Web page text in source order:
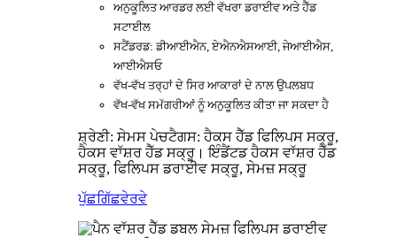
ਅਨੁਕੂਲਿਤ ਆਰਡਰ ਲਈ ਵੱਖਰਾ ਡਰਾਈਵ ਅਤੇ ਹੈੱਡ
ਸਟਾਈਲ
ਸਟੈਂਡਰਡ: ਡੀਆਈਐਨ, ਏਐਨਐਸਆਈ, ਜੇਆਈਐਸ,
ਆਈਐਸਓ
ਵੱਖ-ਵੱਖ ਤਰ੍ਹਾਂ ਦੇ ਸਿਰ ਆਕਾਰਾਂ ਦੇ ਨਾਲ ਉਪਲਬਧ
ਵੱਖ-ਵੱਖ ਸਮੱਗਰੀਆਂ ਨੂੰ ਅਨੁਕੂਲਿਤ ਕੀਤਾ ਜਾ ਸਕਦਾ ਹੈ
ਸ਼੍ਰੇਣੀ: ਸੇਮਸ ਪੇਚਟੈਗਸ: ਹੈਕਸ ਹੈੱਡ ਫਿਲਿਪਸ ਸਕ੍ਰੂ,
ਹੈਕਸ ਵਾੱਸ਼ਰ ਹੈੱਡ ਸਕ੍ਰੂ। ਇੰਡੈਂਟਡ ਹੈਕਸ ਵਾੱਸ਼ਰ ਹੈੱਡ
ਸਕ੍ਰੂ, ਫਿਲਿਪਸ ਡਰਾਈਵ ਸਕ੍ਰੂ, ਸੇਮਜ਼ ਸਕ੍ਰੂ
ਪੁੱਛਗਿੱਛਵੇਰਵੇ